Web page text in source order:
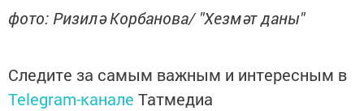
фото: Ризилә Корбанова/ "Хезмәт даны"
Следите за самым важным и интересным в
Telegram-канале Татмедиа